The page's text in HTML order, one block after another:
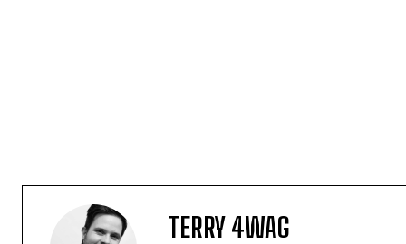
TERRY 4WAG